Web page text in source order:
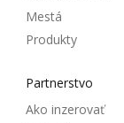
Mestá
Produkty
Partnerstvo
Ako inzerovať